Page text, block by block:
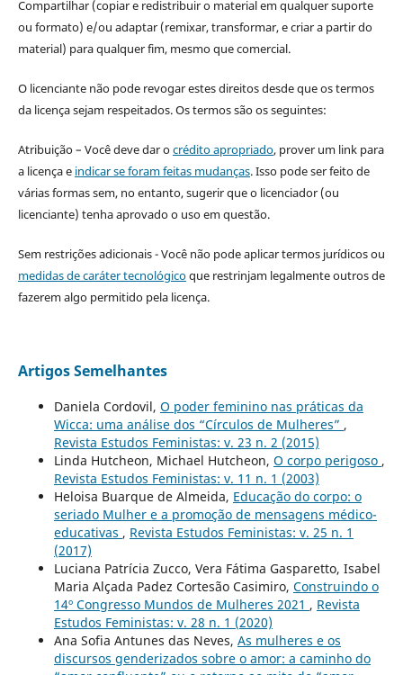
Compartilhar (copiar e redistribuir o material em qualquer suporte
ou formato) e/ou adaptar (remixar, transformar, e criar a partir do
material) para qualquer fim, mesmo que comercial.
O licenciante não pode revogar estes direitos desde que os termos
da licença sejam respeitados. Os termos são os seguintes:
Atribuição – Você deve dar ocrédito apropriado, prover um link para
a licença e indicar se foram feitas mudanças. Isso pode ser feito de
várias formas sem, no entanto, sugerir que o licenciador (ou
licenciante) tenha aprovado o uso em questão.
Sem restrições adicionais - Você não pode aplicar termos jurídicos ou
medidas de caráter tecnológicoque restrinjam legalmente outros de
fazerem algo permitido pela licença.
Artigos Semelhantes
Daniela Cordovil, O poder feminino nas práticas da
Wicca: uma análise dos “Círculos de Mulheres” ,
Revista Estudos Feministas: v. 23 n. 2 (2015)
Linda Hutcheon, Michael Hutcheon, O corpo perigoso ,
Revista Estudos Feministas: v. 11 n. 1 (2003)
Heloisa Buarque de Almeida, Educação do corpo: o
seriado Mulher e a promoção de mensagens médico-
educativas , Revista Estudos Feministas: v. 25 n. 1
(2017)
Luciana Patrícia Zucco, Vera Fátima Gasparetto, Isabel
Maria Alçada Padez Cortesão Casimiro, Construindo o
14º Congresso Mundos de Mulheres 2021 , Revista
Estudos Feministas: v. 28 n. 1 (2020)
Ana Sofia Antunes das Neves, As mulheres e os
discursos genderizados sobre o amor: a caminho do